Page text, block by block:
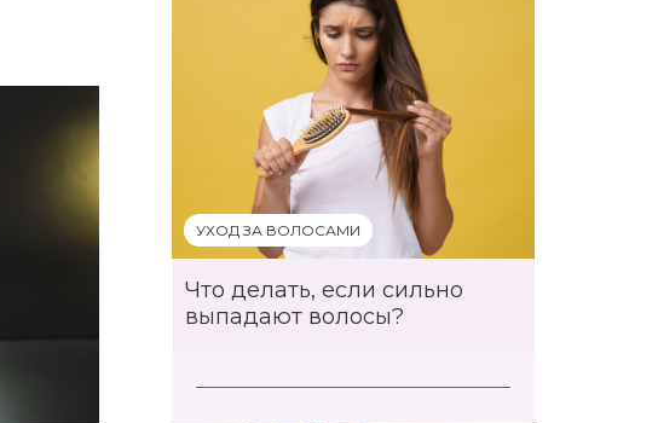
УХОД ЗА ВОЛОСАМИ
Что делать, если сильно
выпадают волосы?